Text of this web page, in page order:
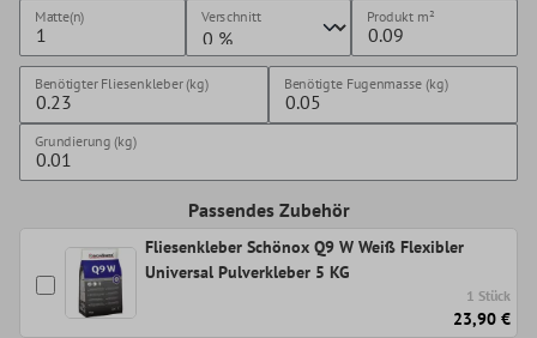
Matte(n) Verschnitt Produkt m²
Benötigter Fliesenkleber (kg) Benötigte Fugenmasse (kg)
Grundierung (kg)
Passendes Zubehör
Fliesenkleber Schönox Q9 W Weiß Flexibler
Universal Pulverkleber 5 KG
1 Stück
23,90 €